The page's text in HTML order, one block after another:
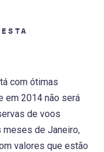
com ótimas
em 2014 não será
de voos
meses de Janeiro,
valores que estão